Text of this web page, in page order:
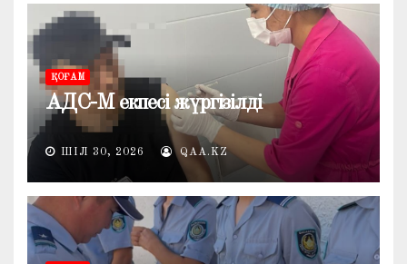
ҚОҒАМ
АДС-М екпесі жүргізілді
ШІЛ 30, 2026 QAA.KZ